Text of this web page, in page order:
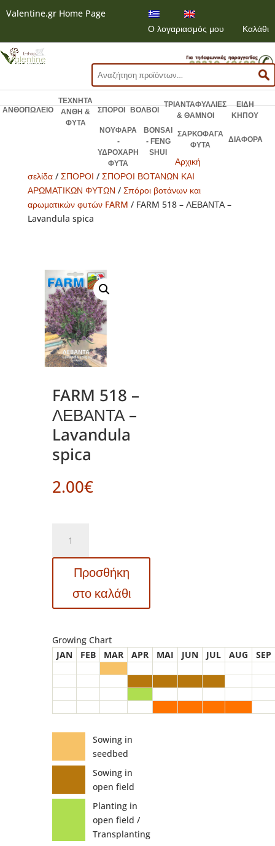
Valentine.gr Home Page
Ο λογαριασμός μου
Καλάθι
Αναζήτηση
για:
ΑΝΘΟΠΩΛΕΙΟ
ΤΕΧΝΗΤΑ
ΑΝΘΗ &
ΦΥΤΑ
ΣΠΟΡΟΙ ΒΟΛΒΟΙ
ΤΡΙΑΝΤΑΦΥΛΛΙΕΣ
& ΘΑΜΝΟΙ
ΕΙΔΗ
ΚΗΠΟΥ
ΝΟΥΦΑΡΑ
-
ΥΔΡΟΧΑΡΗ
ΦΥΤΑ
BONSAI
- FENG
SHUI
ΣΑΡΚΟΦΑΓΑ
ΦΥΤΑ
ΔΙΑΦΟΡΑ
Αρχική
σελίδα/ ΣΠΟΡΟΙ / ΣΠΟΡΟΙ ΒΟΤΑΝΩΝ ΚΑΙ
ΑΡΩΜΑΤΙΚΩΝ ΦΥΤΩΝ / Σπόροι βοτάνων και
αρωματικών φυτών FARM / FARM 518 – ΛΕΒΑΝΤΑ –
Lavandula spica
FARM 518 –
ΛΕΒΑΝΤΑ –
Lavandula
spica
2.00€
-
ΛΕΒΑΝΤΑ
Lavandula
Προσθήκη
στο καλάθι
Growing Chart
JAN
FEB MAR APR MAI JUN JUL AUG SEP
Sowing in
seedbed
Sowing in
open field
Planting in
open field /
Transplanting